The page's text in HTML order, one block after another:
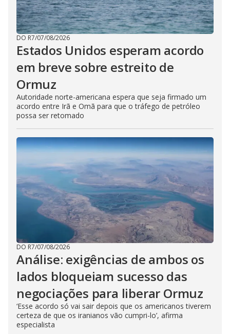
DO R7/07/08/2026
Estados Unidos esperam acordo
em breve sobre estreito de
Ormuz
Autoridade norte-americana espera que seja firmado um
acordo entre Irã e Omã para que o tráfego de petróleo
possa ser retomado
DO R7/07/08/2026
Análise: exigências de ambos os
lados bloqueiam sucesso das
negociações para liberar Ormuz
‘Esse acordo só vai sair depois que os americanos tiverem
certeza de que os iranianos vão cumpri-lo’, afirma
especialista